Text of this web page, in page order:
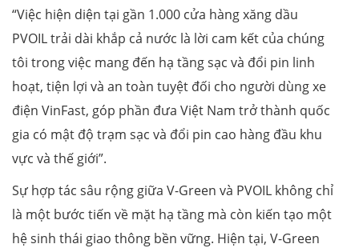
“Việc hiện diện tại gần 1.000 cửa hàng xăng dầu
PVOIL trải dài khắp cả nước là lời cam kết của chúng
tôi trong việc mang đến hạ tầng sạc và đổi pin linh
hoạt, tiện lợi và an toàn tuyệt đối cho người dùng xe
điện VinFast, góp phần đưa Việt Nam trở thành quốc
gia có mật độ trạm sạc và đổi pin cao hàng đầu khu
vực và thế giới”.
Sự hợp tác sâu rộng giữa V-Green và PVOIL không chỉ
là một bước tiến về mặt hạ tầng mà còn kiến tạo một
hệ sinh thái giao thông bền vững. Hiện tại, V-Green